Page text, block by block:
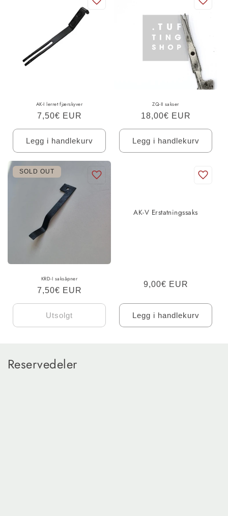
AK-I lerret fjærskyver
Ordinær
pris
7,50€ EUR
Legg i handlekurv
ZQ-II sakser
Ordinær
pris
18,00€ EUR
Legg i handlekurv
SOLD OUT
KRD-I saksåpner
Ordinær
pris
7,50€ EUR
Utsolgt
AK-V Erstatningssaks
Ordinær
9,00€ EUR
Legg i handlekurv
S
Reservedeler